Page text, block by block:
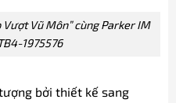
Vượt Vũ Môn” cùng Parker IM
1975576
bởi thiết kế sang